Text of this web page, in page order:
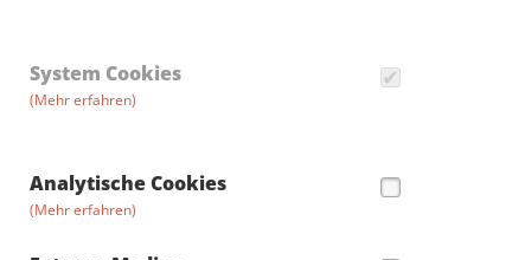
System Cookies
(Mehr erfahren)
Analytische Cookies
(Mehr erfahren)